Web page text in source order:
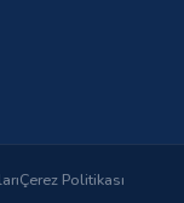
Çerez Politikası